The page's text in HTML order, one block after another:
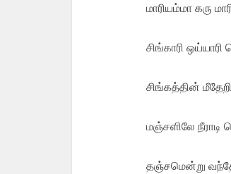
மாரியம்மா கரு
சிங்காரி
சிங்கத்தின்
மஞ்சளிலே நீராடி
தஞ்சமென்று